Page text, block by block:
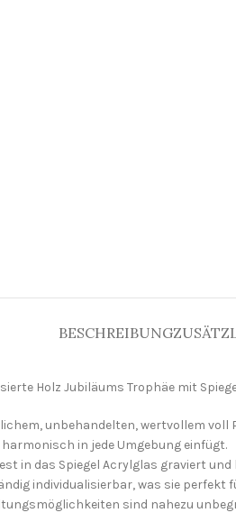
BESCHREIBUNG
Holz Jubiläums Trophäe mit
unbehandelten, wertvollem
in jede Umgebung einfügt.
in das Spiegel Acrylglas graviert und
individualisierbar, was sie
sind nahezu